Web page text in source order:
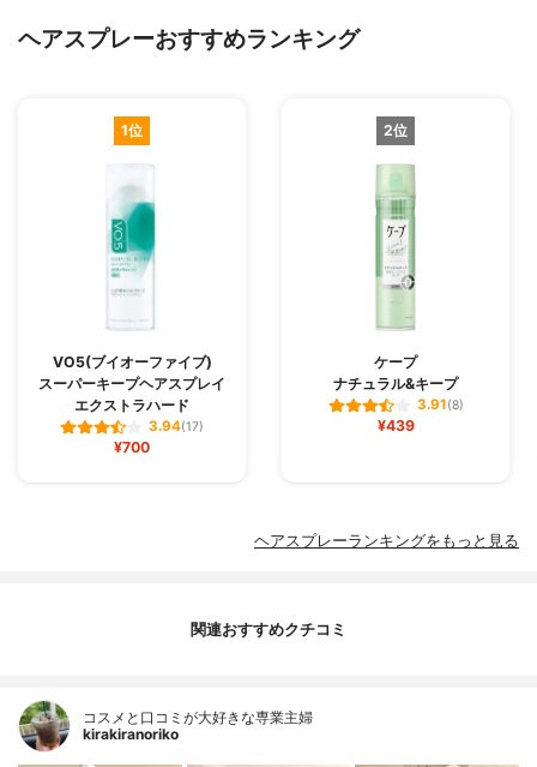
ヘアスプレーおすすめランキング
1位
VO5(ブイオーファイブ)
スーパーキープヘアスプレイ
エクストラハード
3.94(17)
¥700
2位
ケープ
ナチュラル&キープ
3.91(8)
¥439
ヘアスプレーランキングをもっと見る
関連おすすめクチコミ
コスメと口コミが大好きな専業主婦
kirakiranoriko